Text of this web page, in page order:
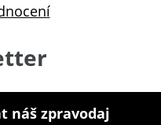
náš zpravodaj